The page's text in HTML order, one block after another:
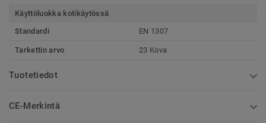
Käyttöluokka kotikäytössä
Standardi
EN 1307
Tarkettin arvo 23 Kova
Tuotetiedot
CE-Merkintä